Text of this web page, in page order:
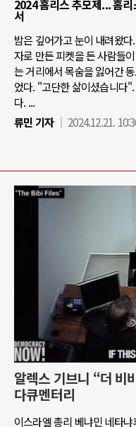
2024 홈리스 추모제... 홈
서
밤은 깊어가고 눈이 내려왔
자로 만든 피켓을 든 사람들
는 거리에서 목숨을 잃어간
었다. "고단한 삶이셨습니다
다. ...
류민 기자
2024.12.21.
알렉스 기브니 “더 비
다큐멘터리
이스라엘 총리 베냐민 네타